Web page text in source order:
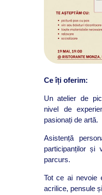
Ce îți oferim:
Un atelier de
nivel de
pasionați de artă.
Asistență
participanților și
parcurs.
Tot ce ai nevoie
acrilice, pensule